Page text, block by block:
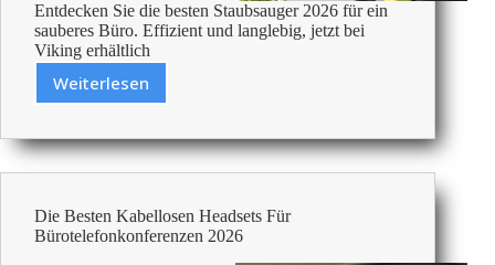
Entdecken Sie die besten Staubsauger 2026 für ein
sauberes Büro. Effizient und langlebig, jetzt bei
Viking erhältlich
Weiterlesen
Die
Staubsauger
Fürs
Büro
Die Besten Kabellosen Headsets Für
Bürotelefonkonferenzen 2026